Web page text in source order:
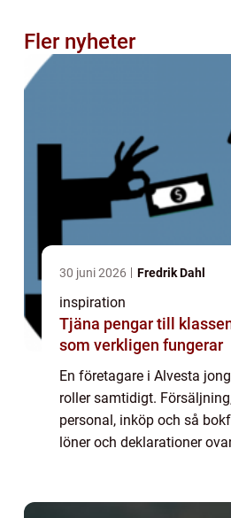
Fler nyheter
30 juni 2026 Fredrik Dahl
inspiration
Tjäna pengar till klassen smarta
som verkligen fungerar
En företagare i Alvesta
roller samtidigt.
personal, inköp och så
löner och deklarationer